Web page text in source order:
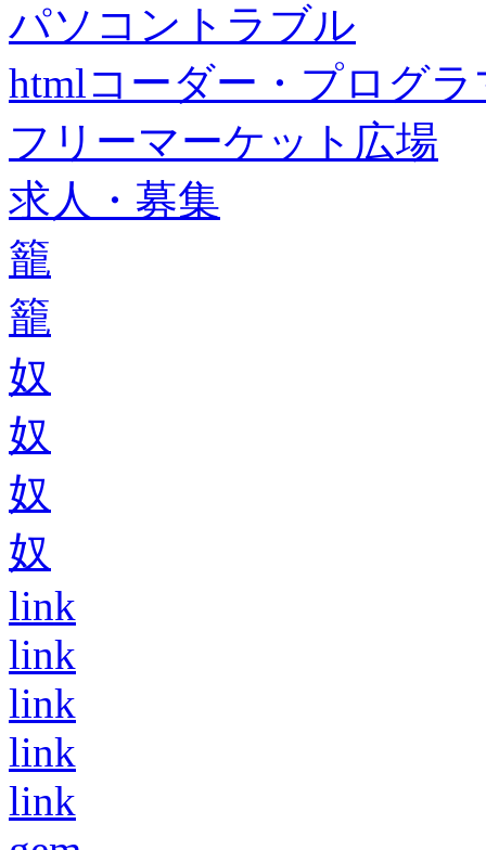
パソコントラブル
htmlコーダー・プログラ
フリーマーケット広場
求人・募集
籠
籠
奴
奴
奴
奴
link
link
link
link
link